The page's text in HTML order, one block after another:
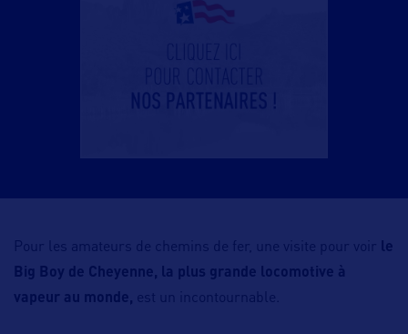
Pour les amateurs de chemins de fer, une visite pour voir
le
Big Boy de Cheyenne, la plus grande locomotive à
vapeur au monde, est un incontournable.